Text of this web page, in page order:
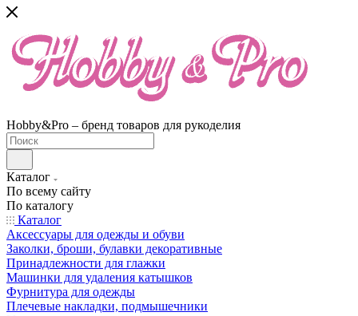
Hobby&Pro – бренд товаров для рукоделия
Каталог
По всему сайту
По каталогу
Каталог
Аксессуары для одежды и обуви
Заколки, броши, булавки декоративные
Принадлежности для глажки
Машинки для удаления катышков
Фурнитура для одежды
Плечевые накладки, подмышечники